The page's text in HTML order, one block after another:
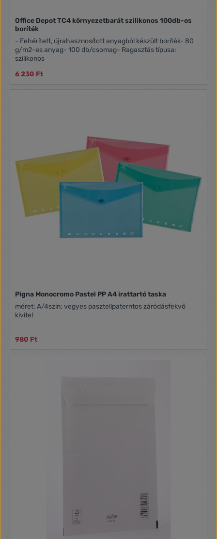
Office Depot TC4 környezetbarát szilikonos 100db-os
boríték
- Fehérített, újrahasznosított anyagból készült boríték- 80
g/m2-es anyag- 100 db/csomag- Ragasztás típusa:
szilikonos
6 230 Ft
Pigna Monocromo Pastel PP A4 irattartó taska
méret: A/4szín: vegyes pasztellpaterntos záródásfekvő
kivitel
980 Ft